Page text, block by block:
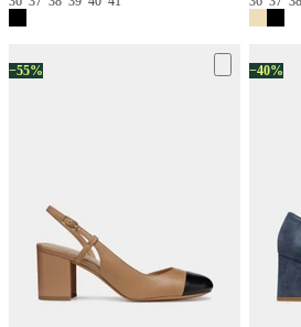
−55% −40%